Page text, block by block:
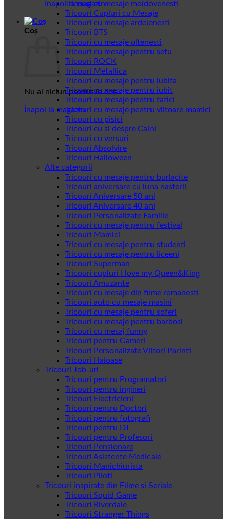
Înapoi la magazin
Coș
Nu ai niciun produs în coș.
Înapoi la magazin
Tricouri cu mesaje moldovenesti
Tricouri Cupluri cu Mesaje
Tricouri cu mesaje ardelenesti
Tricouri BTS
Tricouri cu mesaje oltenesti
Tricouri cu mesaje pentru sefu
Tricouri ROCK
Tricouri Metallica
Tricouri cu mesaje pentru iubita
Tricouri cu mesaje pentru iubit
Tricouri cu mesaje pentru tatici
Tricouri cu mesaje pentru viitoare mamici
Tricouri cu pisici
Tricouri cu si despre Caini
Tricouri cu versuri
Tricouri Absolvire
Tricouri Halloween
Alte categorii
Tricouri cu mesaje pentru burlacite
Tricouri aniversare cu luna nasterii
Tricouri Aniversare 50 ani
Tricouri Aniversare 40 ani
Tricouri Personalizate Familie
Tricouri cu mesaje pentru festival
Tricouri Mamici
Tricouri cu mesaje pentru studenti
Tricouri cu mesaje pentru liceeni
Tricouri Superman
Tricouri cupluri I love my Queen&King
Tricouri Amuzante
Tricouri cu mesaje din filme romanesti
Tricouri auto cu mesaje masini
Tricouri cu mesaje pentru soferi
Tricouri cu mesaje pentru barbosi
Tricouri cu mesaj funny
Tricouri pentru Gameri
Tricouri Personalizate Viitori Parinti
Tricouri Haioase
Tricouri Job-uri
Tricouri pentru Programatori
Tricouri pentru ingineri
Tricouri Electricieni
Tricouri pentru Doctori
Tricouri pentru fotografi
Tricouri pentru DJ
Tricouri pentru Profesori
Tricouri Pensionare
Tricouri Asistente Medicale
Tricouri Manichiurista
Tricouri Piloti
Tricouri inspirate din Filme si Seriale
Tricouri Squid Game
Tricouri Riverdale
Tricouri Stranger Things